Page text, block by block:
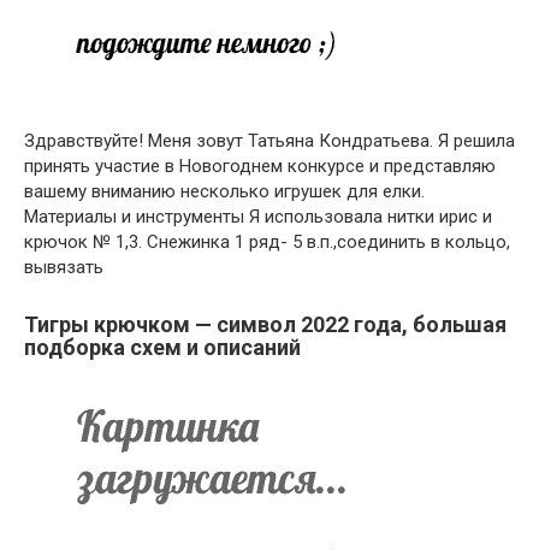
Здравствуйте! Меня зовут Татьяна Кондратьева. Я решила
принять участие в Новогоднем конкурсе и представляю
вашему вниманию несколько игрушек для елки.
Материалы и инструменты Я использовала нитки ирис и
крючок № 1,3. Снежинка 1 ряд- 5 в.п.,соединить в кольцо,
вывязать
Тигры крючком — символ 2022 года, большая
подборка схем и описаний